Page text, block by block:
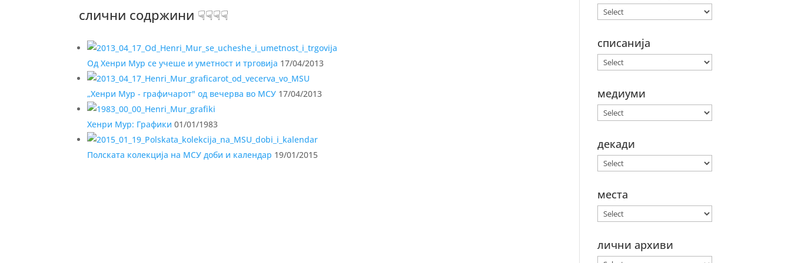
слични содржини ☟☟☟☟
Од Хенри Мур се учеше и уметност и трговија 17/04/2013
„Хенри Мур - графичарот" од вечерва во МСУ 17/04/2013
Хенри Мур: Графики 01/01/1983
Полската колекција на МСУ доби и календар 19/01/2015
списанија
медиуми
декади
места
лични архиви